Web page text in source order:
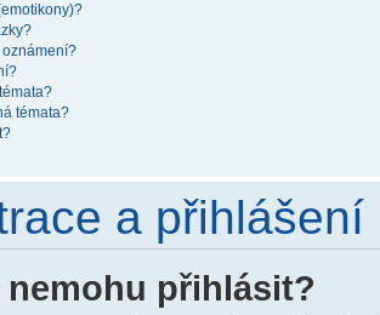
témata?
a přihlášení
nemohu přihlásit?